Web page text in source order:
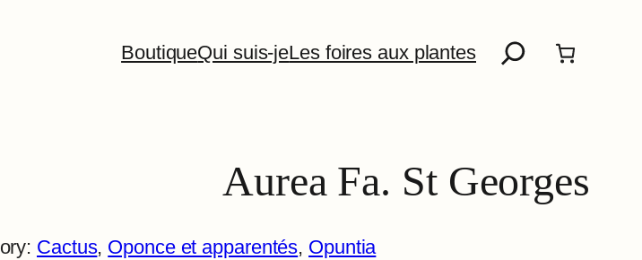
BoutiqueQui suis-jeLes foires aux plantes
Recherche
Aurea Fa. St Georges
Cactus, Oponce et apparentés, Opuntia